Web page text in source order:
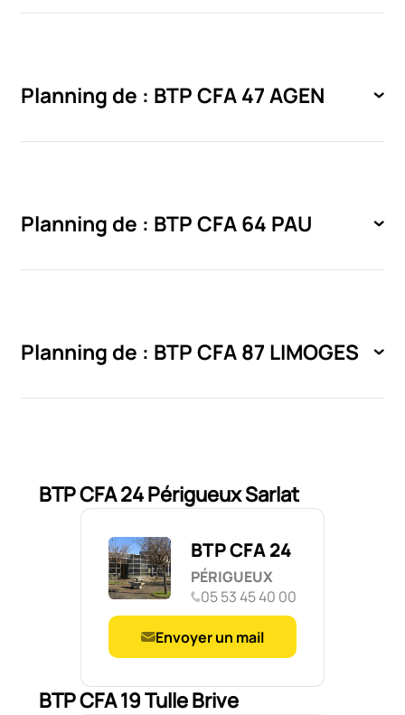
Planning de : BTP CFA 47 AGEN
Planning de : BTP CFA 64 PAU
Planning de : BTP CFA 87 LIMOGES
BTP CFA 24 Périgueux Sarlat
BTP CFA 24
PÉRIGUEUX
05 53 45 40 00
Envoyer un mail
BTP CFA 19 Tulle Brive